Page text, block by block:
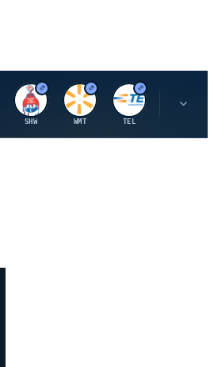
S
SHW
W
WMT TEL
M